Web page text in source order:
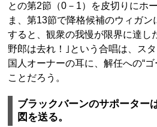
との第2節（0－1）を皮切りにホ
ま、第13節で降格候補のウィガ
すると、観衆の我慢が限界に達し
野郎は去れ！｣という合唱は、ス
国人オーナーの耳に、解任への“
ことだろう。
ブラックバーンのサポーター
図を送る。